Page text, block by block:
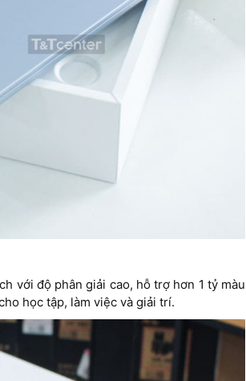
với độ phân giải cao, hỗ trợ hơn 1 tỷ màu
học tập, làm việc và giải trí.